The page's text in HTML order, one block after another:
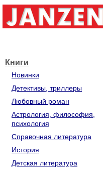
Книги
Новинки
Детективы, триллеры
Любовный роман
Астрология, философия,
психология
Справочная литература
История
Детская литература